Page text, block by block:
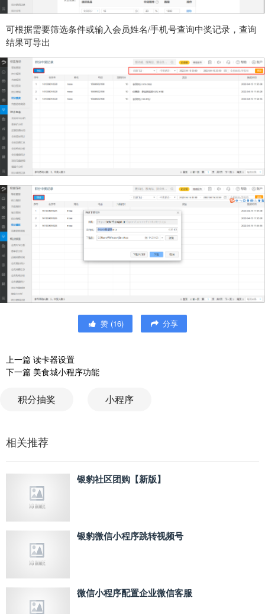
可根据需要筛选条件或输入会员姓名/手机号查询中奖记录，查询
结果可导出
赞 (16) 分享
上一篇 读卡器设置
下一篇 美食城小程序功能
积分抽奖 小程序
相关推荐
银豹社区团购【新版】
银豹微信小程序跳转视频号
微信小程序配置企业微信客服